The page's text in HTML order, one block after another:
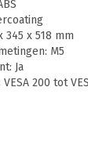
345 x 518 mm
M5
Ja
200 tot